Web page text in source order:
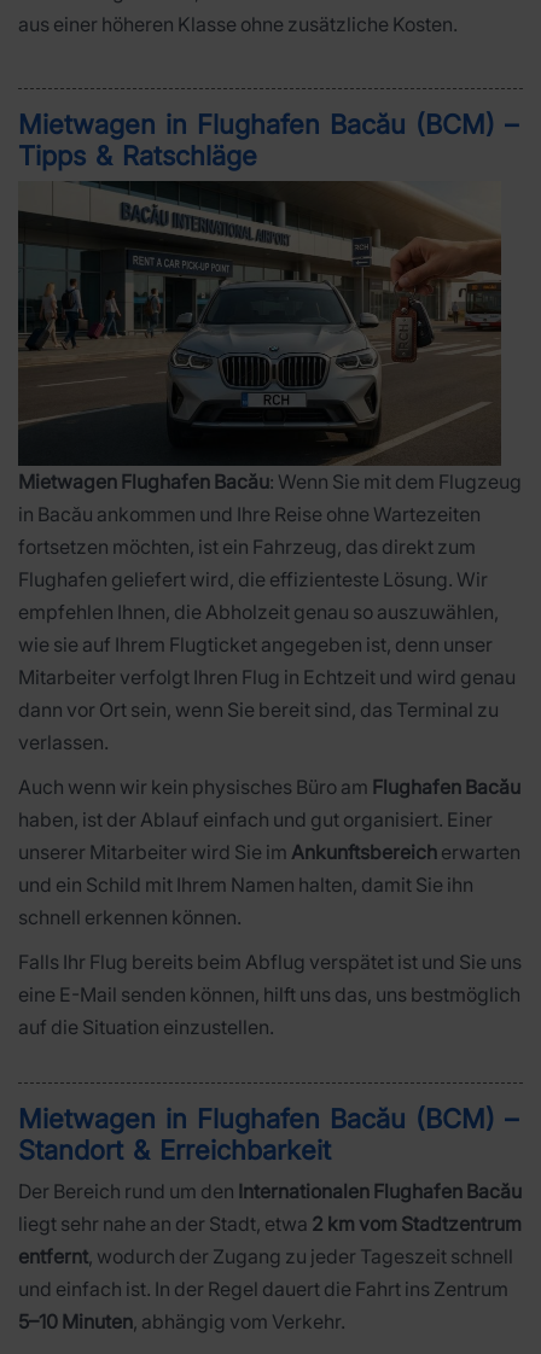
aus einer höheren Klasse ohne zusätzliche Kosten.
Mietwagen in Flughafen Bacău (BCM) –
Tipps & Ratschläge
Mietwagen Flughafen Bacău: Wenn Sie mit dem Flugzeug
in Bacău ankommen und Ihre Reise ohne Wartezeiten
fortsetzen möchten, ist ein Fahrzeug, das direkt zum
Flughafen geliefert wird, die effizienteste Lösung. Wir
empfehlen Ihnen, die Abholzeit genau so auszuwählen,
wie sie auf Ihrem Flugticket angegeben ist, denn unser
Mitarbeiter verfolgt Ihren Flug in Echtzeit und wird genau
dann vor Ort sein, wenn Sie bereit sind, das Terminal zu
verlassen.
Auch wenn wir kein physisches Büro am Flughafen Bacău
haben, ist der Ablauf einfach und gut organisiert. Einer
unserer Mitarbeiter wird Sie im Ankunftsbereich erwarten
und ein Schild mit Ihrem Namen halten, damit Sie ihn
schnell erkennen können.
Falls Ihr Flug bereits beim Abflug verspätet ist und Sie uns
eine E-Mail senden können, hilft uns das, uns bestmöglich
auf die Situation einzustellen.
Mietwagen in Flughafen Bacău (BCM) –
Standort & Erreichbarkeit
Der Bereich rund um den Internationalen Flughafen Bacău
liegt sehr nahe an der Stadt, etwa 2 km vom Stadtzentrum
entfernt, wodurch der Zugang zu jeder Tageszeit schnell
und einfach ist. In der Regel dauert die Fahrt ins Zentrum
5–10 Minuten, abhängig vom Verkehr.